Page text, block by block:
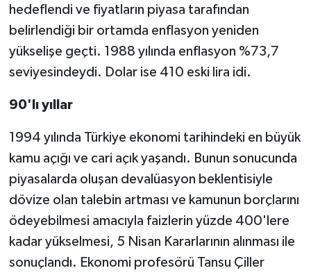
hedeflendi ve fiyatların piyasa tarafından
belirlendiği bir ortamda enflasyon yeniden
yükselişe geçti. 1988 yılında enflasyon %73,7
seviyesindeydi. Dolar ise 410 eski lira idi.
90'lı yıllar
1994 yılında Türkiye ekonomi tarihindeki en büyük
kamu açığı ve cari açık yaşandı. Bunun sonucunda
piyasalarda oluşan devalüasyon beklentisiyle
dövize olan talebin artması ve kamunun borçlarını
ödeyebilmesi amacıyla faizlerin yüzde 400'lere
kadar yükselmesi, 5 Nisan Kararlarının alınması ile
sonuçlandı. Ekonomi profesörü Tansu Çiller